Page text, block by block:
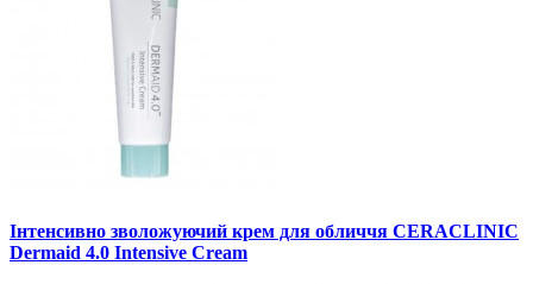
Інтенсивно зволожуючий крем для обличчя CERACLINIC
Dermaid 4.0 Intensive Cream